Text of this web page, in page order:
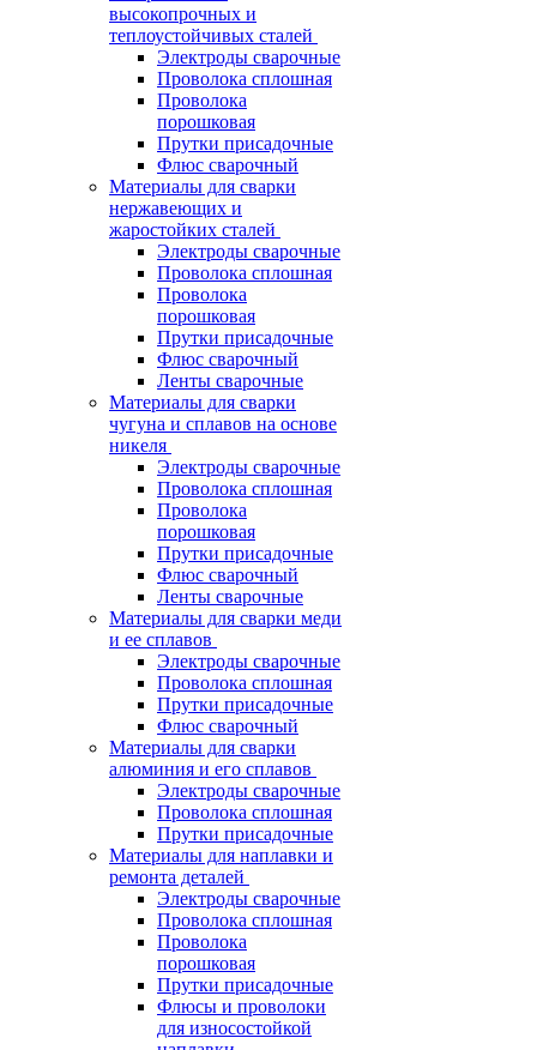
высокопрочных и
теплоустойчивых сталей
Электроды сварочные
Проволока сплошная
Проволока
порошковая
Прутки присадочные
Флюс сварочный
Материалы для сварки
нержавеющих и
жаростойких сталей
Электроды сварочные
Проволока сплошная
Проволока
порошковая
Прутки присадочные
Флюс сварочный
Ленты сварочные
Материалы для сварки
чугуна и сплавов на основе
никеля
Электроды сварочные
Проволока сплошная
Проволока
порошковая
Прутки присадочные
Флюс сварочный
Ленты сварочные
Материалы для сварки меди
и ее сплавов
Электроды сварочные
Проволока сплошная
Прутки присадочные
Флюс сварочный
Материалы для сварки
алюминия и его сплавов
Электроды сварочные
Проволока сплошная
Прутки присадочные
Материалы для наплавки и
ремонта деталей
Электроды сварочные
Проволока сплошная
Проволока
порошковая
Прутки присадочные
Флюсы и проволоки
для износостойкой